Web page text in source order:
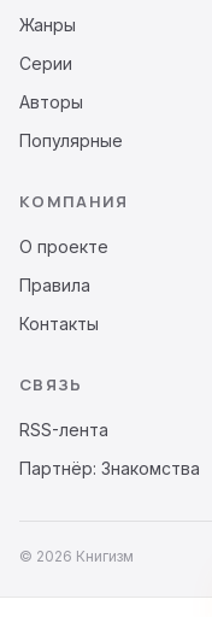
Жанры
Серии
Авторы
Популярные
КОМПАНИЯ
О проекте
Правила
Контакты
СВЯЗЬ
RSS-лента
Партнёр: Знакомства
© 2026 Книгизм